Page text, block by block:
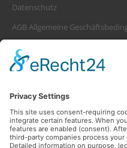
Datenschutz
AGB Allgemeine
Platzordnung Campingplatz